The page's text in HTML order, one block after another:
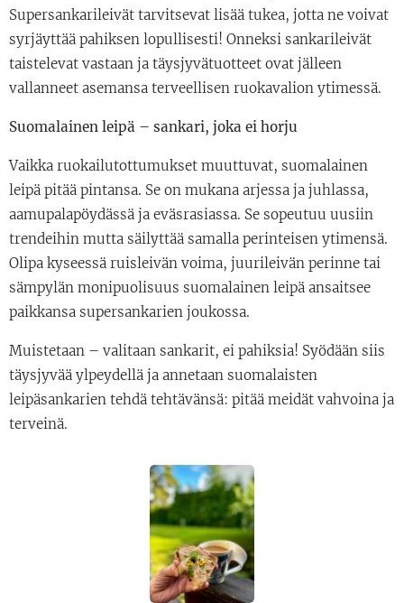
Supersankarileivät tarvitsevat lisää tukea, jotta ne voivat
syrjäyttää pahiksen lopullisesti! Onneksi sankarileivät
taistelevat vastaan ja täysjyvätuotteet ovat jälleen
vallanneet asemansa terveellisen ruokavalion ytimessä.
Suomalainen leipä – sankari, joka ei horju
Vaikka ruokailutottumukset muuttuvat, suomalainen
leipä pitää pintansa. Se on mukana arjessa ja juhlassa,
aamupalapöydässä ja eväsrasiassa. Se sopeutuu uusiin
trendeihin mutta säilyttää samalla perinteisen ytimensä.
Olipa kyseessä ruisleivän voima, juurileivän perinne tai
sämpylän monipuolisuus suomalainen leipä ansaitsee
paikkansa supersankarien joukossa.
Muistetaan – valitaan sankarit, ei pahiksia! Syödään siis
täysjyvää ylpeydellä ja annetaan suomalaisten
leipäsankarien tehdä tehtävänsä: pitää meidät vahvoina ja
terveinä.